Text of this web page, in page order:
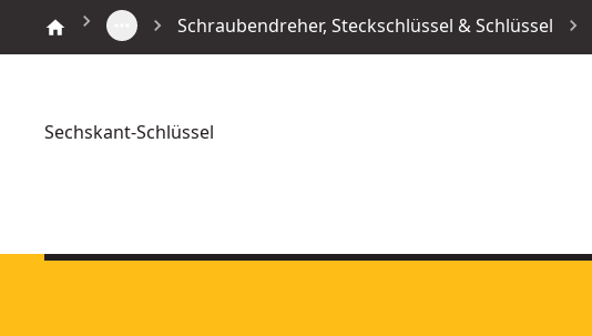
Schraubendreher, Steckschlüssel & Schlüssel
Sechskant-Schlüssel